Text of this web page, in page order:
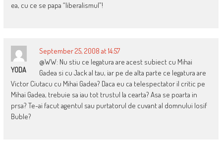
ea, cu ce se papa “liberalismul”!
YODA
September 25, 2008 at 14:57
@WW: Nu stiu ce legatura are acest subiect cu Mihai
Gadea si cu Jack al tau, iar pe de alta parte ce legatura are
Victor Ciutacu cu Mihai Gadea? Daca eu ca telespectator il critic pe
Mihai Gadea, trebuie sa iau tot trustul la cearta? Asa se poarta in
prsa? Te-ai facut agentul sau purtatorul de cuvant al domnului Iosif
Buble?